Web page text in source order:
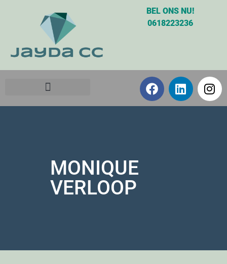
BEL ONS NU!
0618223236
MONIQUE
VERLOOP